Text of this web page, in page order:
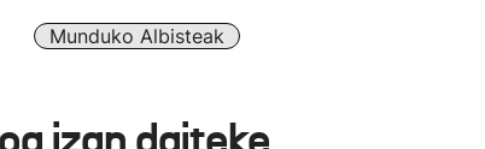
Munduko Albisteak